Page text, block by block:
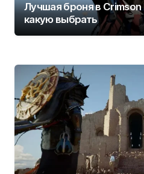
Лучшая броня в Crimson
какую выбрать